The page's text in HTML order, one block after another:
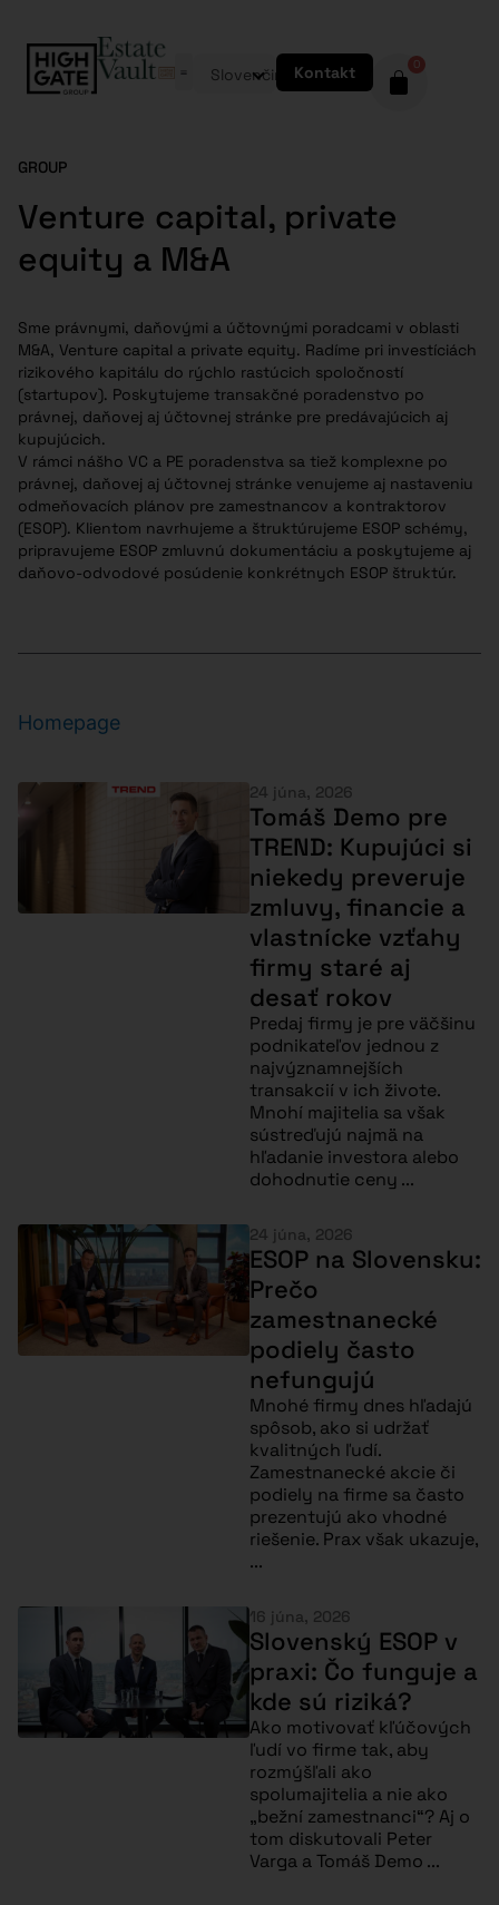
Slovenčina Kontakt 0
GROUP
Venture capital, private
equity a M&A
Sme právnymi, daňovými a účtovnými poradcami v oblasti
M&A, Venture capital a private equity. Radíme pri investíciách
rizikového kapitálu do rýchlo rastúcich spoločností
(startupov). Poskytujeme transakčné poradenstvo po
právnej, daňovej aj účtovnej stránke pre predávajúcich aj
kupujúcich.
V rámci nášho VC a PE poradenstva sa tiež komplexne po
právnej, daňovej aj účtovnej stránke venujeme aj nastaveniu
odmeňovacích plánov pre zamestnancov a kontraktorov
(ESOP). Klientom navrhujeme a štruktúrujeme ESOP schémy,
pripravujeme ESOP zmluvnú dokumentáciu a poskytujeme aj
daňovo-odvodové posúdenie konkrétnych ESOP štruktúr.
Homepage
24 júna, 2026
Tomáš Demo pre
TREND: Kupujúci si
niekedy preveruje
zmluvy, financie a
vlastnícke vzťahy
firmy staré aj
desať rokov
Predaj firmy je pre väčšinu
podnikateľov jednou z
najvýznamnejších
transakcií v ich živote.
Mnohí majitelia sa však
sústreďujú najmä na
hľadanie investora alebo
dohodnutie ceny ...
24 júna, 2026
ESOP na Slovensku:
Prečo
zamestnanecké
podiely často
nefungujú
Mnohé firmy dnes hľadajú
spôsob, ako si udržať
kvalitných ľudí.
Zamestnanecké akcie či
podiely na firme sa často
prezentujú ako vhodné
riešenie. Prax však ukazuje,
...
16 júna, 2026
Slovenský ESOP v
praxi: Čo funguje a
kde sú riziká?
Ako motivovať kľúčových
ľudí vo firme tak, aby
rozmýšľali ako
spolumajitelia a nie ako
„bežní zamestnanci“? Aj o
tom diskutovali Peter
Varga a Tomáš Demo ...